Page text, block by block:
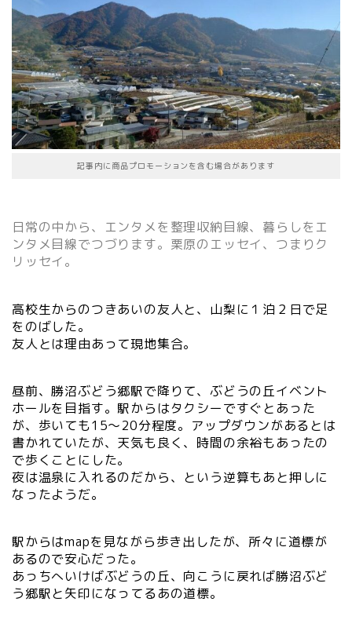
記事内に商品プロモーションを含む場合があります
日常の中から、エンタメを整理収納目線、暮らしをエ
ンタメ目線でつづります。栗原のエッセイ、つまりク
リッセイ。
高校生からのつきあいの友人と、山梨に１泊２日で足
をのばした。
友人とは理由あって現地集合。
昼前、勝沼ぶどう郷駅で降りて、ぶどうの丘イベント
ホールを目指す。駅からはタクシーですぐとあった
が、歩いても15〜20分程度。アップダウンがあるとは
書かれていたが、天気も良く、時間の余裕もあったの
で歩くことにした。
夜は温泉に入れるのだから、という逆算もあと押しに
なったようだ。
駅からはmapを見ながら歩き出したが、所々に道標が
あるので安心だった。
あっちへいけばぶどうの丘、向こうに戻れば勝沼ぶど
う郷駅と矢印になってるあの道標。